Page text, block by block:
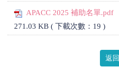
APACC 2025 補助名單.pdf
271.03 KB ( 下載次數：19 )
返回